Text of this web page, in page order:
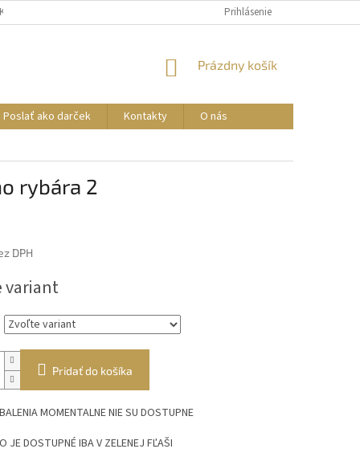
DARČEK Prihlásenie
NÁKUPNÝ
Prázdny košík
Poslať ako darček Kontakty O nás
rybára 2
DPH
variant
Pridať do košíka
MOMENTALNE NIE SU DOSTUPNE
JE DOSTUPNÉ IBA V ZELENEJ FĽAŠI